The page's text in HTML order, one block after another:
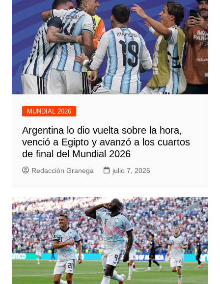
MUNDIAL 2026
Argentina lo dio vuelta sobre la hora,
venció a Egipto y avanzó a los cuartos
de final del Mundial 2026
Redacción Granega julio 7, 2026